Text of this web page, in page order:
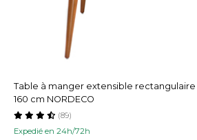
Table à manger extensible rectangulaire
160 cm NORDECO
Expedié en 24h/72h
(89)